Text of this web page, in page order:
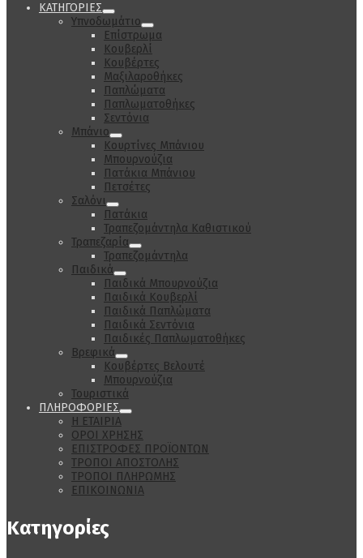
ΚΑΤΗΓΟΡΙΕΣ
Υπνοδωμάτιο
Επίστρωμα
Κουβερλί
Κουβέρτες
Μαξιλαροθήκες
Παπλώματα
Παπλωματοθήκες
Σεντόνια
Μπάνιο
Κουρτίνες Μπάνιου
Μπουρνούζια
Πατάκια Μπάνιου
Πετσέτες
Σαλόνι
Πατάκια
Τραπεζομάντηλα Καθιστικού
Τραπεζαρία
Τραπεζομάντηλα
Παιδικά
Παιδικά Μπουρνούζια
Παιδικά Κουβερλί
Παιδικά Παπλώματα
Παιδικά Σεντόνια
Παιδικές Παπλωματοθήκες
Βρεφικά
Κουβέρτες Βελουτέ
Μπουρνούζια
Τουριστικά
ΠΛΗΡΟΦΟΡΙΕΣ
Η ΕΤΑΙΡΙΑ
ΟΡΟΙ ΧΡΗΣΗΣ
ΕΠΙΣΤΡΟΦΕΣ ΠΡΟΪΟΝΤΩΝ
ΤΡΟΠΟΙ ΑΠΟΣΤΟΛΗΣ
ΤΡΟΠΟΙ ΠΛΗΡΩΜΗΣ
ΕΠΙΚΟΙΝΩΝΙΑ
Κατηγορίες